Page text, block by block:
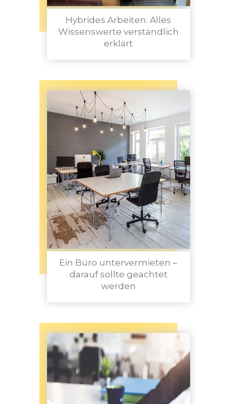
Hybrides Arbeiten: Alles
Wissenswerte verständlich
erklärt
Ein Büro untervermieten –
darauf sollte geachtet
werden